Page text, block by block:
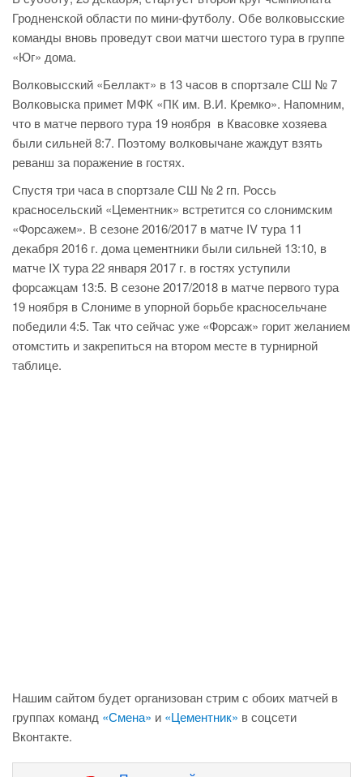
Гродненской области по мини-футболу. Обе волковысские
команды вновь проведут свои матчи шестого тура в группе
«Юг» дома.
Волковысский «Беллакт» в 13 часов в спортзале СШ № 7
Волковыска примет МФК «ПК им. В.И. Кремко». Напомним,
что в матче первого тура 19 ноября в Квасовке хозяева
были сильней 8:7. Поэтому волковычане жаждут взять
реванш за поражение в гостях.
Спустя три часа в спортзале СШ № 2 гп. Россь
красносельский «Цементник» встретится со слонимским
«Форсажем». В сезоне 2016/2017 в матче IV тура 11
декабря 2016 г. дома цементники были сильней 13:10, в
матче IX тура 22 января 2017 г. в гостях уступили
форсажцам 13:5. В сезоне 2017/2018 в матче первого тура
19 ноября в Слониме в упорной борьбе красносельчане
победили 4:5. Так что сейчас уже «Форсаж» горит желанием
отомстить и закрепиться на втором месте в турнирной
таблице.
Нашим сайтом будет организован стрим с обоих матчей в
группах команд «Смена» и «Цементник» в соцсети
Вконтакте.